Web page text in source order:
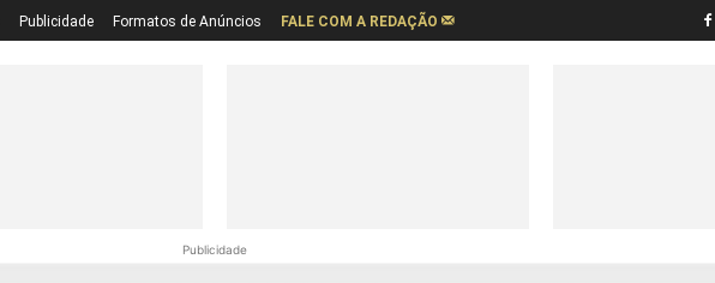
Publicidade Formatos de Anúncios FALE COM A REDAÇÃO
Publicidade